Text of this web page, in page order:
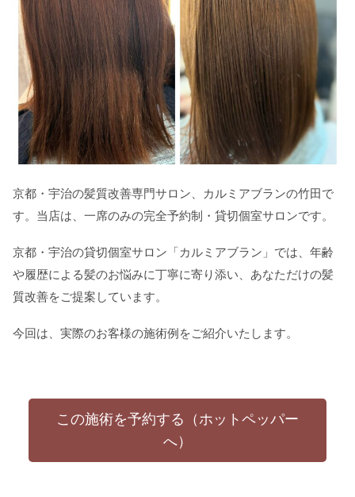
京都・宇治の髪質改善専門サロン、カルミアブランの竹田で
す。当店は、一席のみの完全予約制・貸切個室サロンです。
京都・宇治の貸切個室サロン「カルミアブラン」では、年齢
や履歴による髪のお悩みに丁寧に寄り添い、あなただけの髪
質改善をご提案しています。
今回は、実際のお客様の施術例をご紹介いたします。
この施術を予約する（ホットペッパー
へ）